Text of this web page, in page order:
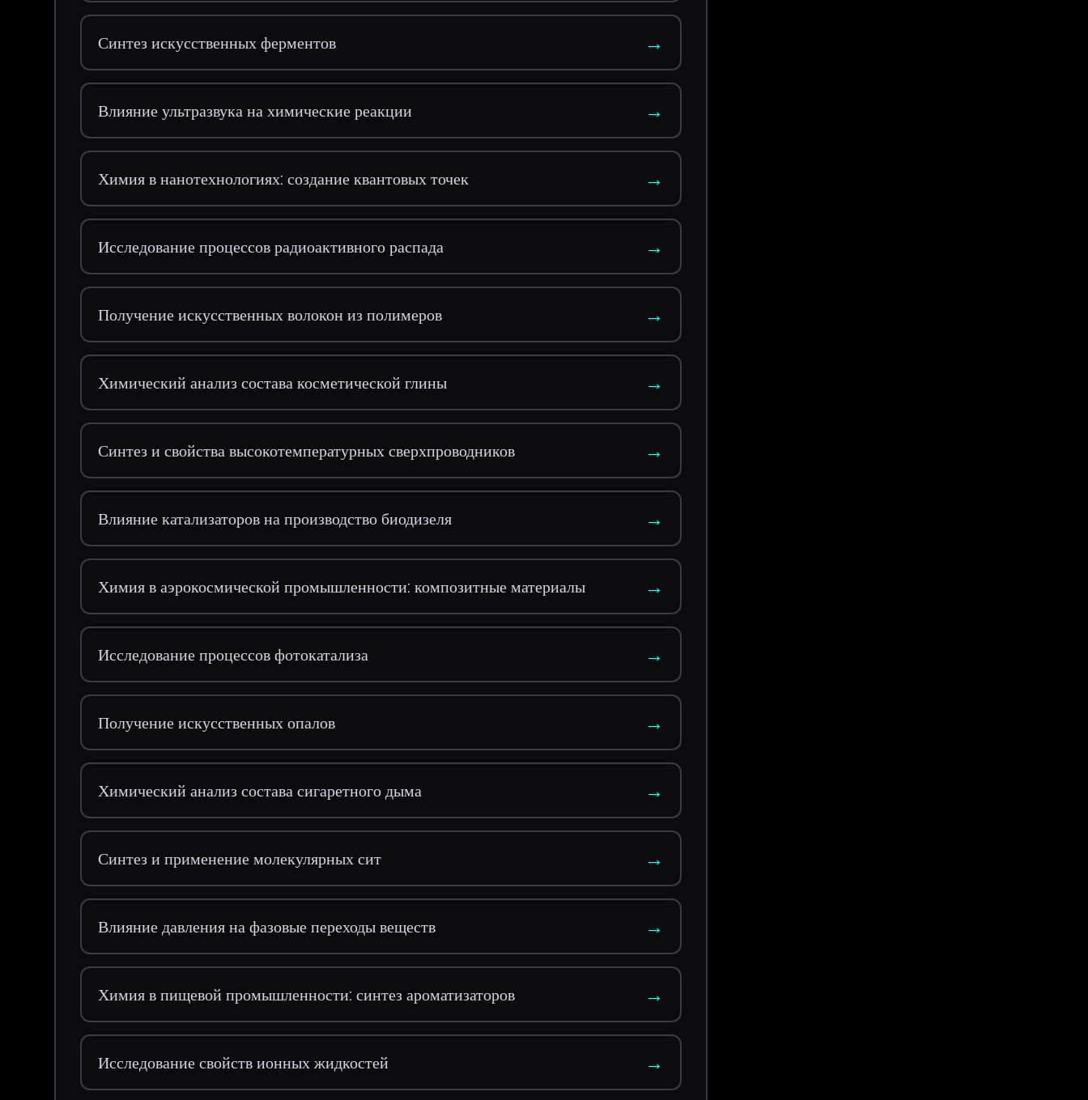
Синтез искусственных ферментов →
Влияние ультразвука на химические реакции →
Химия в нанотехнологиях: создание квантовых точек →
Исследование процессов радиоактивного распада →
Получение искусственных волокон из полимеров →
Химический анализ состава косметической глины →
Синтез и свойства высокотемпературных сверхпроводников →
Влияние катализаторов на производство биодизеля →
Химия в аэрокосмической промышленности: композитные материалы →
Исследование процессов фотокатализа →
Получение искусственных опалов →
Химический анализ состава сигаретного дыма →
Синтез и применение молекулярных сит →
Влияние давления на фазовые переходы веществ →
Химия в пищевой промышленности: синтез ароматизаторов →
Исследование свойств ионных жидкостей →